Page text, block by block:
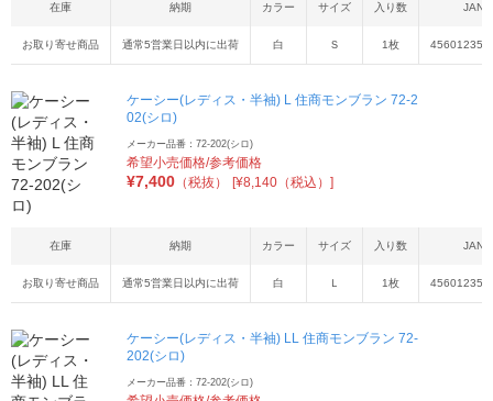
在庫 納期 カラー サイズ 入り数 JAN
お取り寄せ商品 通常5営業日以内に出荷 白 Ｓ 1枚
ケーシー(レディス・半袖) L 住商モンブラン 72-2
02(シロ)
メーカー品番：72-202(シロ)
希望小売価格/参考価格
¥7,400 （税抜） [¥8,140（税込）]
在庫 納期 カラー サイズ 入り数 JAN
お取り寄せ商品 通常5営業日以内に出荷 白 Ｌ 1枚
ケーシー(レディス・半袖) LL 住商モンブラン 72-
202(シロ)
メーカー品番：72-202(シロ)